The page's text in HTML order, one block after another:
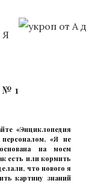
1
«Энциклопедия
«Я не
на моем
есть или кормить
что нового я
картину знаний